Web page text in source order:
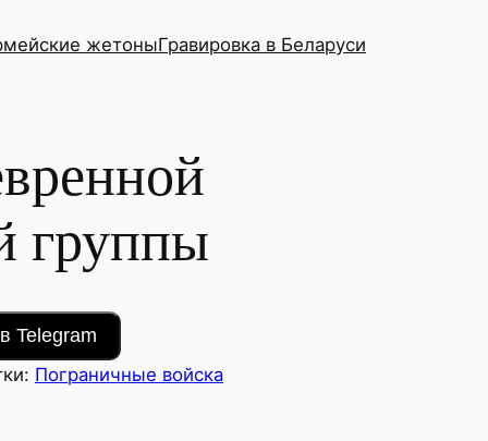
жетоныГравировка в Беларуси
группы
Telegram
Пограничные войска